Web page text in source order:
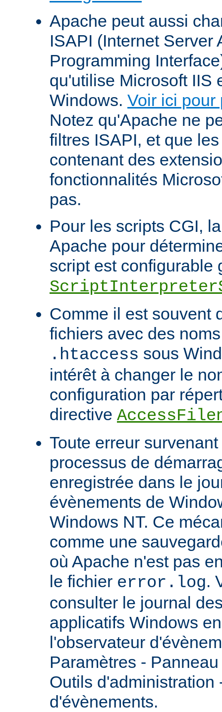
Apache peut aussi
ISAPI (Internet Server
Programming
qu'utilise Microsoft IIS
Windows. Voir ici pour
Notez qu'Apache ne
filtres ISAPI, et que
contenant des
fonctionnalités
pas.
Pour les scripts CGI,
Apache pour
script est configurable
Comme il est souvent
fichiers avec des
.htaccess sous
intérêt à changer le
configuration par
directive
Toute erreur
processus de
enregistrée dans le
évènements de
Windows NT. Ce
comme une
où Apache n'est pas
le fichier error.log.
consulter le journal
applicatifs Windows
l'observateur
Paramètres -
Outils d'administration
d'évènements.